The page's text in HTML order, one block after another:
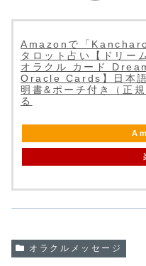
Amazonで「
タロット占い【ドリー
オラクル カード
Oracle Cards】日本語
明書&ポーチ付き（正
る
オラクルメッセージ